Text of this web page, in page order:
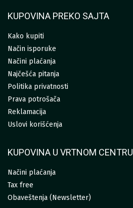
KUPOVINA PREKO SAJTA
Kako kupiti
Način isporuke
Načini plaćanja
Najčešća pitanja
Politika privatnosti
Prava potrošača
Reklamacija
Uslovi korišćenja
KUPOVINA U VRTNOM CENTRU
Načini plaćanja
Tax free
Obaveštenja (Newsletter)